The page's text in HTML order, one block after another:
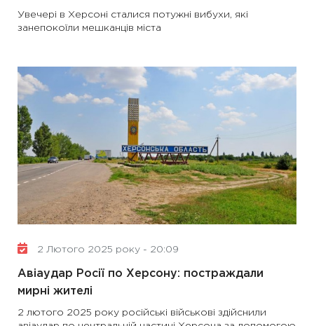
Увечері в Херсоні сталися потужні вибухи, які
занепокоїли мешканців міста
2 Лютого 2025 року - 20:09
Авіаудар Росії по Херсону: постраждали
мирні жителі
2 лютого 2025 року російські військові здійснили